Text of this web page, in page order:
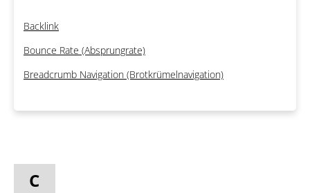
Backlink
Bounce Rate (Absprungrate)
Breadcrumb Navigation (Brotkrümelnavigation)
C